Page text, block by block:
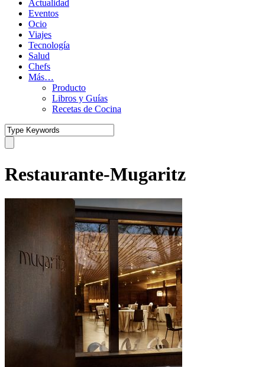
Actualidad
Eventos
Ocio
Viajes
Tecnología
Salud
Chefs
Más…
Producto
Libros y Guías
Recetas de Cocina
Restaurante-Mugaritz